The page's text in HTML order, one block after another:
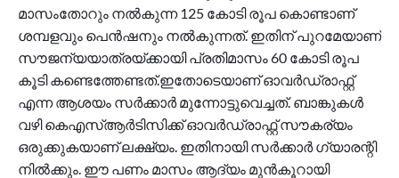
മാസംതോറും നൽകുന്ന 125 കോടി രൂപ കൊണ്ടാണ്
ശമ്പളവും പെൻഷനും നൽകുന്നത്. ഇതിന് പുറമേയാണ്
സൗജന്യയാത്രയ്ക്കായി പ്രതിമാസം 60 കോടി രൂപ
കൂടി കണ്ടെത്തേണ്ടത്.ഇതോടെയാണ് ഓവർഡ്രാഫ്റ്റ്
എന്ന ആശയം സർക്കാർ മുന്നോട്ടുവെച്ചത്. ബാങ്കുകൾ
വഴി കെഎസ്ആർടിസിക്ക് ഓവർഡ്രാഫ്റ്റ് സൗകര്യം
ഒരുക്കുകയാണ് ലക്ഷ്യം. ഇതിനായി സർക്കാർ ഗ്യാരന്റി
നിൽക്കും. ഈ പണം മാസം ആദ്യം മുൻകൂറായി